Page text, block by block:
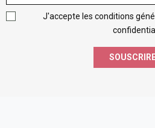
J'accepte les conditions